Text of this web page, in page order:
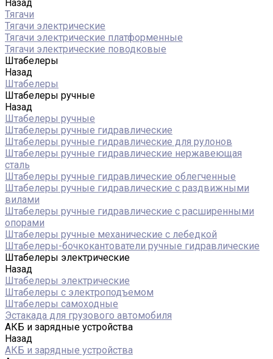
Назад
Тягачи
Тягачи электрические
Тягачи электрические платформенные
Тягачи электрические поводковые
Штабелеры
Назад
Штабелеры
Штабелеры ручные
Назад
Штабелеры ручные
Штабелеры ручные гидравлические
Штабелеры ручные гидравлические для рулонов
Штабелеры ручные гидравлические нержавеющая
сталь
Штабелеры ручные гидравлические облегченные
Штабелеры ручные гидравлические с раздвижными
вилами
Штабелеры ручные гидравлические с расширенными
опорами
Штабелеры ручные механические с лебедкой
Штабелеры-бочкокантователи ручные гидравлические
Штабелеры электрические
Назад
Штабелеры электрические
Штабелеры с электроподъемом
Штабелеры самоходные
Эстакада для грузового автомобиля
АКБ и зарядные устройства
Назад
АКБ и зарядные устройства